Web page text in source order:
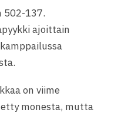
502-137.
ajoittain
on viime
monesta, mutta